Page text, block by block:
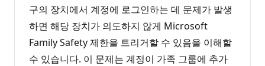
구의 장치에서 계정에 로그인하는 데 문제가 발생
하면 해당 장치가 의도하지 않게 Microsoft
Family Safety 제한을 트리거할 수 있음을 이해할
수 있습니다. 이 문제는 계정이 가족 그룹에 추가